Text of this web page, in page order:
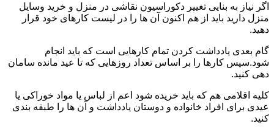
اگر نیاز به بنایی تغییر دکوراسیون نقاشی در منزل و خرید وسایل
منزل دارید باید از هم اکنون آن ها را در لیست کارهای خود قرار
دهید.
گام بعدی یادداشت کردن تمام کارهایی است که باید انجام
شود.سپس کارها را بر اساس تعداد روزهایی که تا عید مانده سامان
دهی کنید.
کلیه اقلامی هم که باید خریده شود اعم از لباس یا مواد خوراکی یا
عیدی برای افراد خانواده و دوستان یادداشت و آن ها را طبقه بندی
کنید.